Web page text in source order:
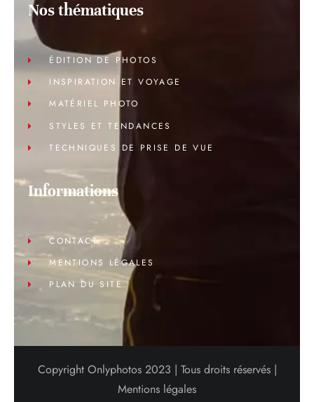
Nos thématiques
ÉDITION DE PHOTOS
INSPIRATION ET VOYAGE
MATÉRIEL PHOTO
STYLES ET TENDANCES
TECHNIQUES DE PRISE DE VUE
Informations
CONTACT
MENTIONS LÉGALES
PLAN DU SITE
Copyright Onlyphotos 2023 | Tous droits réservés |
Mentions légales